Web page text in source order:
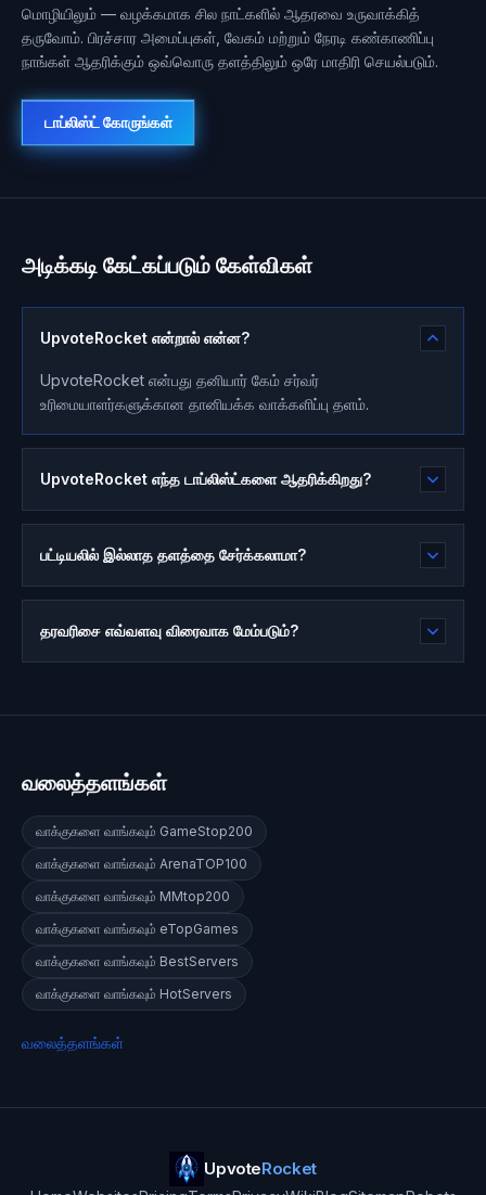
மொழியிலும் — வழக்கமாக சில நாட்களில் ஆதரவை உருவாக்கித்
தருவோம். பிரச்சார அமைப்புகள், வேகம் மற்றும் நேரடி கண்காணிப்பு
நாங்கள் ஆதரிக்கும் ஒவ்வொரு தளத்திலும் ஒரே மாதிரி செயல்படும்.
டாப்லிஸ்ட் கோருங்கள்
அடிக்கடி கேட்கப்படும் கேள்விகள்
UpvoteRocket என்றால் என்ன?
UpvoteRocket என்பது தனியார் கேம் சர்வர்
உரிமையாளர்களுக்கான தானியக்க வாக்களிப்பு தளம்.
UpvoteRocket எந்த டாப்லிஸ்ட்களை ஆதரிக்கிறது?
பட்டியலில் இல்லாத தளத்தை சேர்க்கலாமா?
தரவரிசை எவ்வளவு விரைவாக மேம்படும்?
வலைத்தளங்கள்
வாக்குகளை வாங்கவும் GameStop200
வாக்குகளை வாங்கவும் ArenaTOP100
வாக்குகளை வாங்கவும் MMtop200
வாக்குகளை வாங்கவும் eTopGames
வாக்குகளை வாங்கவும் BestServers
வாக்குகளை வாங்கவும் HotServers
வலைத்தளங்கள்
UpvoteRocket